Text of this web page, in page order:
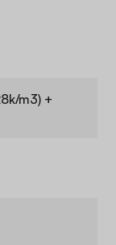
m3) +